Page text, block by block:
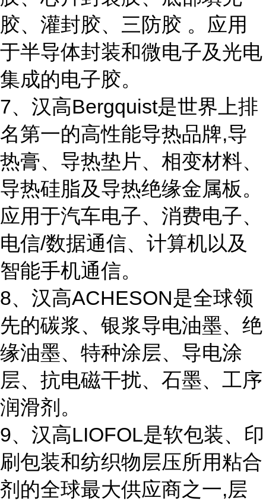
胶、灌封胶、三防胶 。应用
于半导体封装和微电子及光电
集成的电子胶。
7、汉高Bergquist是世界上排
名第一的高性能导热品牌,导
热膏、导热垫片、相变材料、
导热硅脂及导热绝缘金属板。
应用于汽车电子、消费电子、
电信/数据通信、计算机以及
智能手机通信。
8、汉高ACHESON是全球领
先的碳浆、银浆导电油墨、绝
缘油墨、特种涂层、导电涂
层、抗电磁干扰、石墨、工序
润滑剂。
9、汉高LIOFOL是软包装、印
刷包装和纺织物层压所用粘合
剂的全球最大供应商之一,层